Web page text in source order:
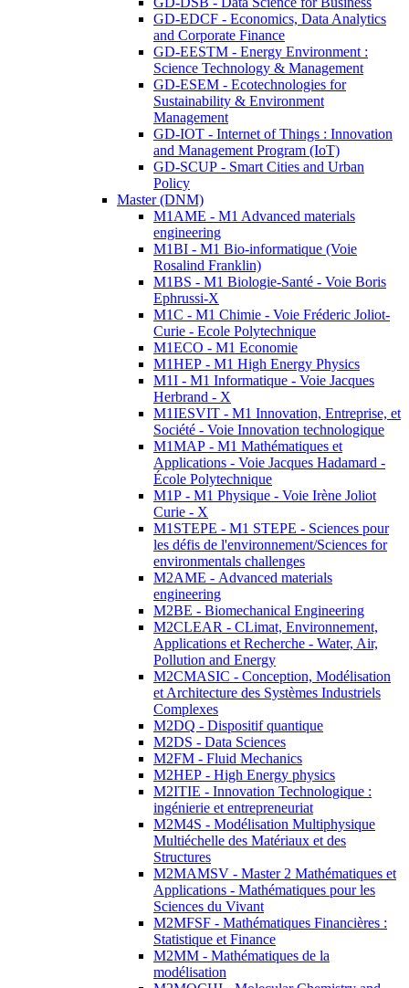
GD-EDCF - Economics, Data Analytics
and Corporate Finance
GD-EESTM - Energy Environment :
Science Technology & Management
GD-ESEM - Ecotechnologies for
Sustainability & Environment
Management
GD-IOT - Internet of Things : Innovation
and Management Program (IoT)
GD-SCUP - Smart Cities and Urban
Policy
Master (DNM)
M1AME - M1 Advanced materials
engineering
M1BI - M1 Bio-informatique (Voie
Rosalind Franklin)
M1BS - M1 Biologie-Santé - Voie Boris
Ephrussi-X
M1C - M1 Chimie - Voie Fréderic Joliot-
Curie - Ecole Polytechnique
M1ECO - M1 Economie
M1HEP - M1 High Energy Physics
M1I - M1 Informatique - Voie Jacques
Herbrand - X
M1IESVIT - M1 Innovation, Entreprise, et
Société - Voie Innovation technologique
M1MAP - M1 Mathématiques et
Applications - Voie Jacques Hadamard -
École Polytechnique
M1P - M1 Physique - Voie Irène Joliot
Curie - X
M1STEPE - M1 STEPE - Sciences pour
les défis de l'environnement/Sciences for
environmentals challenges
M2AME - Advanced materials
engineering
M2BE - Biomechanical Engineering
M2CLEAR - CLimat, Environnement,
Applications et Recherche - Water, Air,
Pollution and Energy
M2CMASIC - Conception, Modélisation
et Architecture des Systèmes Industriels
Complexes
M2DQ - Dispositif quantique
M2DS - Data Sciences
M2FM - Fluid Mechanics
M2HEP - High Energy physics
M2ITIE - Innovation Technologique :
ingénierie et entrepreneuriat
M2M4S - Modélisation Multiphysique
Multiéchelle des Matériaux et des
Structures
M2MAMSV - Master 2 Mathématiques et
Applications - Mathématiques pour les
Sciences du Vivant
M2MFSF - Mathématiques Financières :
Statistique et Finance
M2MM - Mathématiques de la
modélisation